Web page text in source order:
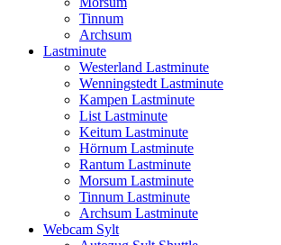
Tinnum
Archsum
Lastminute
Westerland Lastminute
Wenningstedt Lastminute
Kampen Lastminute
List Lastminute
Keitum Lastminute
Hörnum Lastminute
Rantum Lastminute
Morsum Lastminute
Tinnum Lastminute
Archsum Lastminute
Webcam Sylt